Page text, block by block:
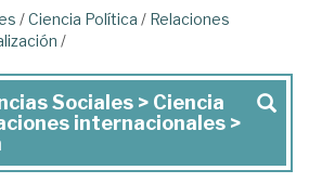
/Ciencia Política / Relaciones
/
Sociales > Ciencia
internacionales >